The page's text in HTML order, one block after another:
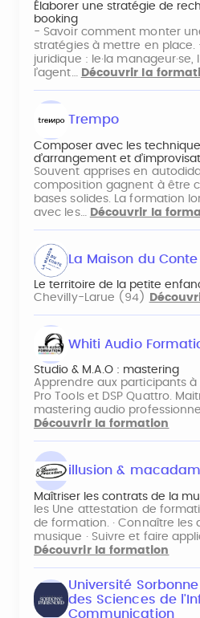
Élaborer une stratégie de
booking
- Savoir comment monter
stratégies à mettre en place.
juridique : le·la manageur·se,
l’agent… Découvrir la
Trempo
Composer avec les
d’arrangement et
Souvent apprises en
composition gagnent à être
bases solides. La formation
avec les…
Découvrir la
La Maison du Conte
Le territoire de la petite
Chevilly-Larue (94)
Whiti Audio
Studio & M.A.O : mastering
Apprendre aux participants à
Pro Tools et DSP Quattro.
mastering audio
Découvrir la formation
illusion & macadam
Maîtriser les contrats de la
les Une attestation de
de formation. · Connaître les
musique · Suivre et faire
Découvrir la formation
Université
des Sciences de
Communication